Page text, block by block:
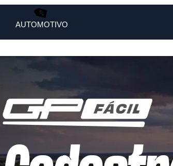
AUTOMOTIVO